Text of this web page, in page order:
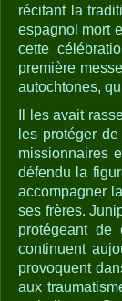
récitant la
espagnol mort
cette
première
autochtones,
Il les avait
les protéger
missionnaires
défendu la
accompagner
ses frères.
protégeant
continuent
provoquent
aux